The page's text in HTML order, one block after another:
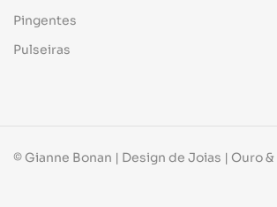
Pingentes
Pulseiras
© Gianne Bonan | Design de Joias | Ouro &